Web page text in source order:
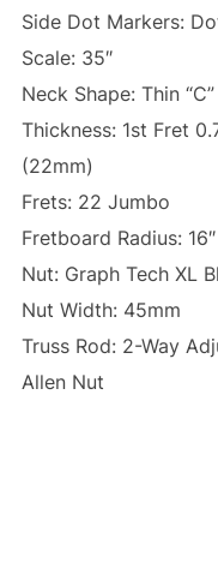
Side Dot Markers:
Scale: 35″
Neck Shape: Thin “C”
Thickness: 1st Fret
(22mm)
Frets: 22 Jumbo
Fretboard Radius: 16″
Nut: Graph Tech XL
Nut Width: 45mm
Truss Rod: 2-Way
Allen Nut